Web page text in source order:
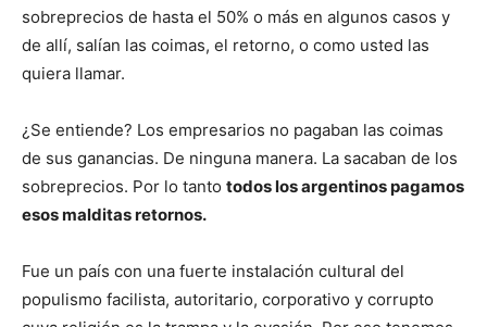
sobreprecios de hasta el 50% o más en algunos casos y
de allí, salían las coimas, el retorno, o como usted las
quiera llamar.
¿Se entiende? Los empresarios no pagaban las coimas
de sus ganancias. De ninguna manera. La sacaban de los
sobreprecios. Por lo tanto todos los argentinos pagamos
esos malditas retornos.
Fue un país con una fuerte instalación cultural del
populismo facilista, autoritario, corporativo y corrupto